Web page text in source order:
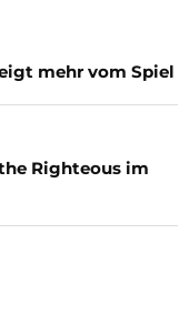
mehr vom Spiel
Righteous im